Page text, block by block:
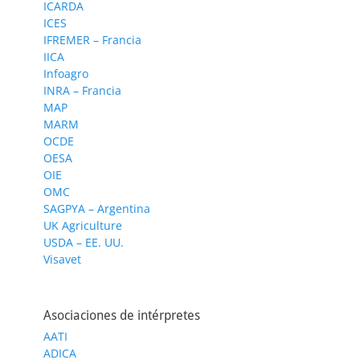
ICARDA
ICES
IFREMER – Francia
IICA
Infoagro
INRA – Francia
MAP
MARM
OCDE
OESA
OIE
OMC
SAGPYA – Argentina
UK Agriculture
USDA – EE. UU.
Visavet
Asociaciones de intérpretes
AATI
ADICA